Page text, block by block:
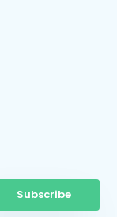
Subscribe